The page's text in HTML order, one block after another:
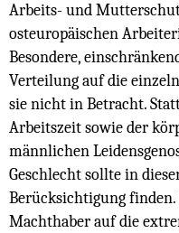
Arbeits- und
osteuropäischen
Besondere,
Verteilung auf die
sie nicht in Betracht.
Arbeitszeit sowie der
männlichen
Geschlecht sollte in
Berücksichtigung
Machthaber auf die